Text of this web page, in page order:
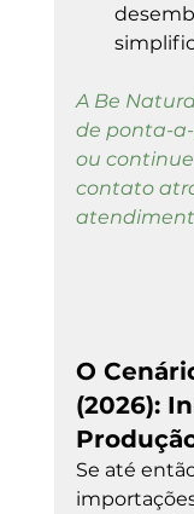
A Be
de ponta-
ou
contato
O
(2026):
Se até